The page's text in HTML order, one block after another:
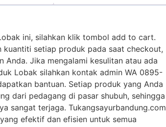
ini, silahkan klik tombol add to cart.
kuantiti setiap produk pada saat checkout,
Anda. Jika mengalami kesulitan atau ada
Lobak silahkan kontak admin WA 0895-
bantuan. Setiap produk yang Anda
dari pedagang di pasar shubuh, sehingga
sangat terjaga. Tukangsayurbandung.com
efektif dan efisien untuk semua